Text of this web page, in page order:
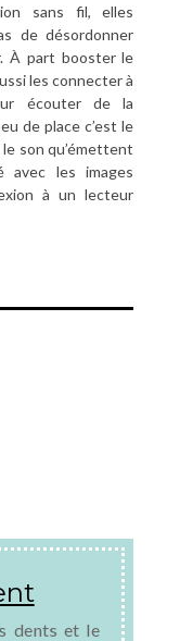
sans fil, elles
de désordonner
À part booster le
les connecter à
écouter de la
de place c’est le
son qu’émettent
avec les images
à un lecteur
dents et le